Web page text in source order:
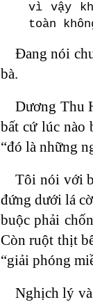
vì vậy
toàn
Đang nói
bà.
Dương Thu
bất cứ lúc nào
“đó là những
Tôi nói với
đứng dưới lá
buộc phải
Còn ruột thịt
“giải phóng
Nghịch lý